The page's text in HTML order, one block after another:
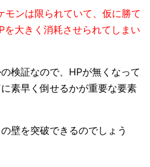
モンは限られていて、仮に勝て
を大きく消耗させられてしまい
検証なので、HPが無くなって
素早く倒せるかが重要な要素
壁を突破できるのでしょう